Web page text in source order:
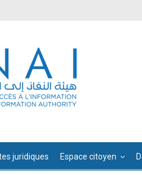
juridiques Espace citoyen